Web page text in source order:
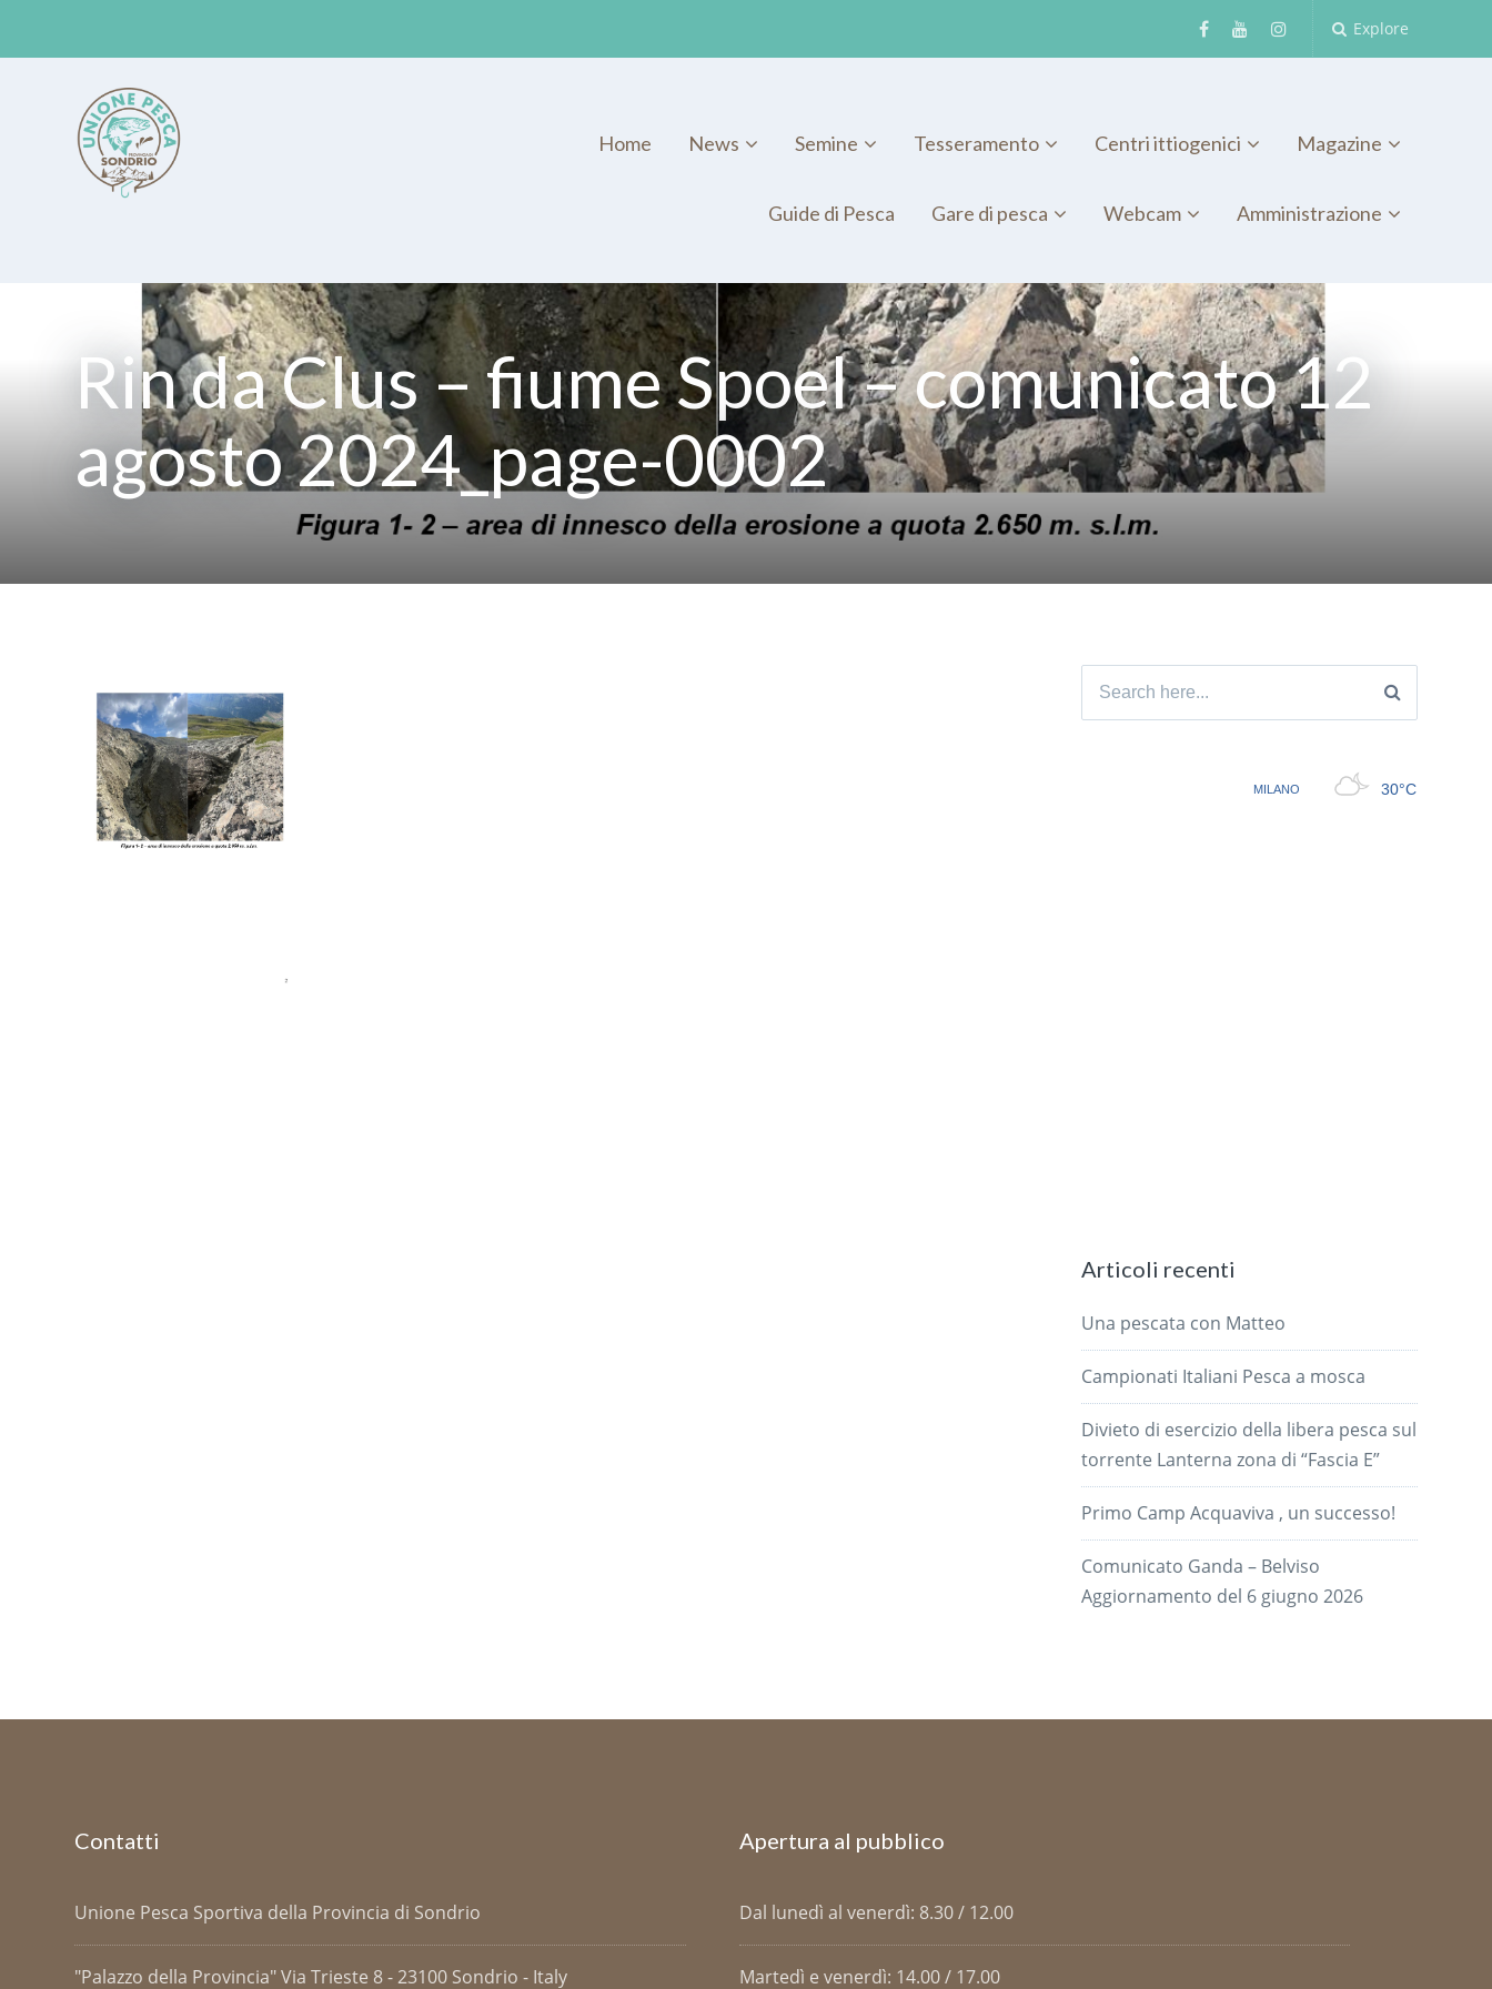
Explore
Home News Semine Tesseramento Centri ittiogenici Magazine
Guide di Pesca Gare di pesca Webcam Amministrazione
Rin da Clus – fiume Spoel – comunicato 12
agosto 2024_page-0002
Search
Articoli recenti
Una pescata con Matteo
Campionati Italiani Pesca a mosca
Divieto di esercizio della libera pesca sul
torrente Lanterna zona di “Fascia E”
Primo Camp Acquaviva , un successo!
Comunicato Ganda – Belviso
Aggiornamento del 6 giugno 2026
Contatti
Unione Pesca Sportiva della Provincia di Sondrio
"Palazzo della Provincia" Via Trieste 8 - 23100 Sondrio - Italy
Apertura al pubblico
Dal lunedì al venerdì: 8.30 / 12.00
Martedì e venerdì: 14.00 / 17.00